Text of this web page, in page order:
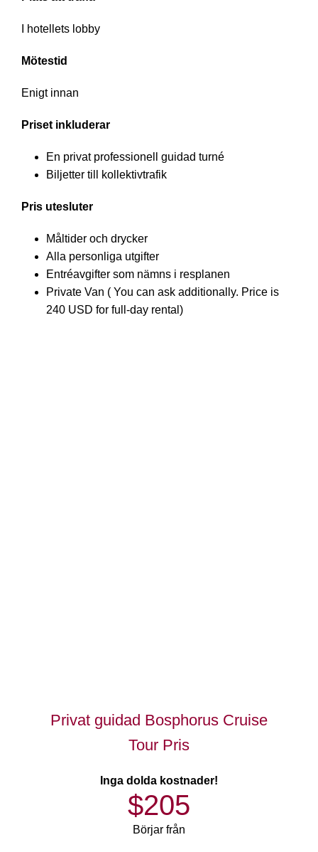
I hotellets lobby
Mötestid
Enigt innan
Priset inkluderar
En privat professionell guidad turné
Biljetter till kollektivtrafik
Pris utesluter
Måltider och drycker
Alla personliga utgifter
Entréavgifter som nämns i resplanen
Private Van ( You can ask additionally. Price is
240 USD for full-day rental)
Privat guidad Bosphorus Cruise
Tour Pris
Inga dolda kostnader!
$205
Börjar från